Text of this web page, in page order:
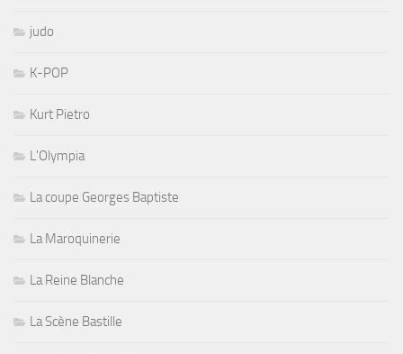
judo
K-POP
Kurt Pietro
L'Olympia
La coupe Georges Baptiste
La Maroquinerie
La Reine Blanche
La Scène Bastille